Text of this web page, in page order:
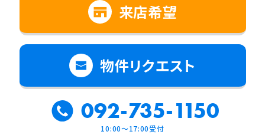
来店希望
物件リクエスト
092-735-1150
10:00～17:00受付